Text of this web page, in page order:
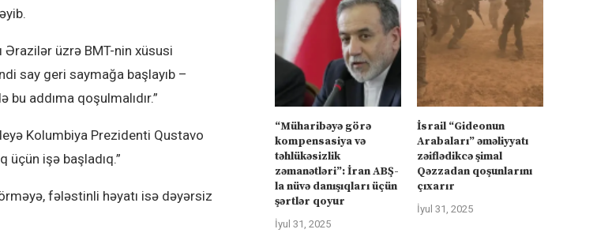
Ərazilər üzrə BMT-nin xüsusi
say geri saymağa başlayıb –
addıma qoşulmalıdır.”
Kolumbiya Prezidenti Qustavo
üçün işə başladıq.”
fələstinli həyatı isə dəyərsiz
“Müharibəyə görə
kompensasiya və
təhlükəsizlik
zəmanətləri”: İran ABŞ-
la nüvə danışıqları üçün
şərtlər qoyur
İyul 31, 2025
İsrail “Gideonun
Arabaları” əməliyyatı
zəiflədikcə şimal
Qəzzadan qoşunlarını
çıxarır
İyul 31, 2025